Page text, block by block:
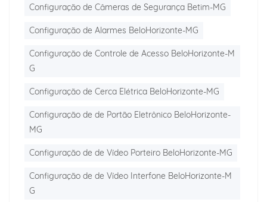
Configuração de Câmeras de Segurança Betim-MG
Configuração de Alarmes BeloHorizonte-MG
Configuração de Controle de Acesso BeloHorizonte-M
G
Configuração de Cerca Elétrica BeloHorizonte-MG
Configuração de de Portão Eletrônico BeloHorizonte-
MG
Configuração de de Vídeo Porteiro BeloHorizonte-MG
Configuração de de Vídeo Interfone BeloHorizonte-M
G